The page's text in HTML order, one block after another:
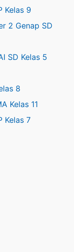
Kelas 9
2 Genap SD
SD Kelas 5
8
Kelas 11
Kelas 7